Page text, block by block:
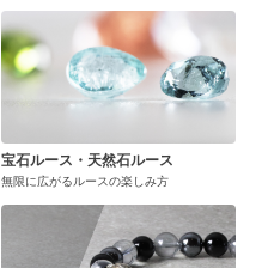
宝石ルース・天然石ルース
無限に広がるルースの楽しみ方